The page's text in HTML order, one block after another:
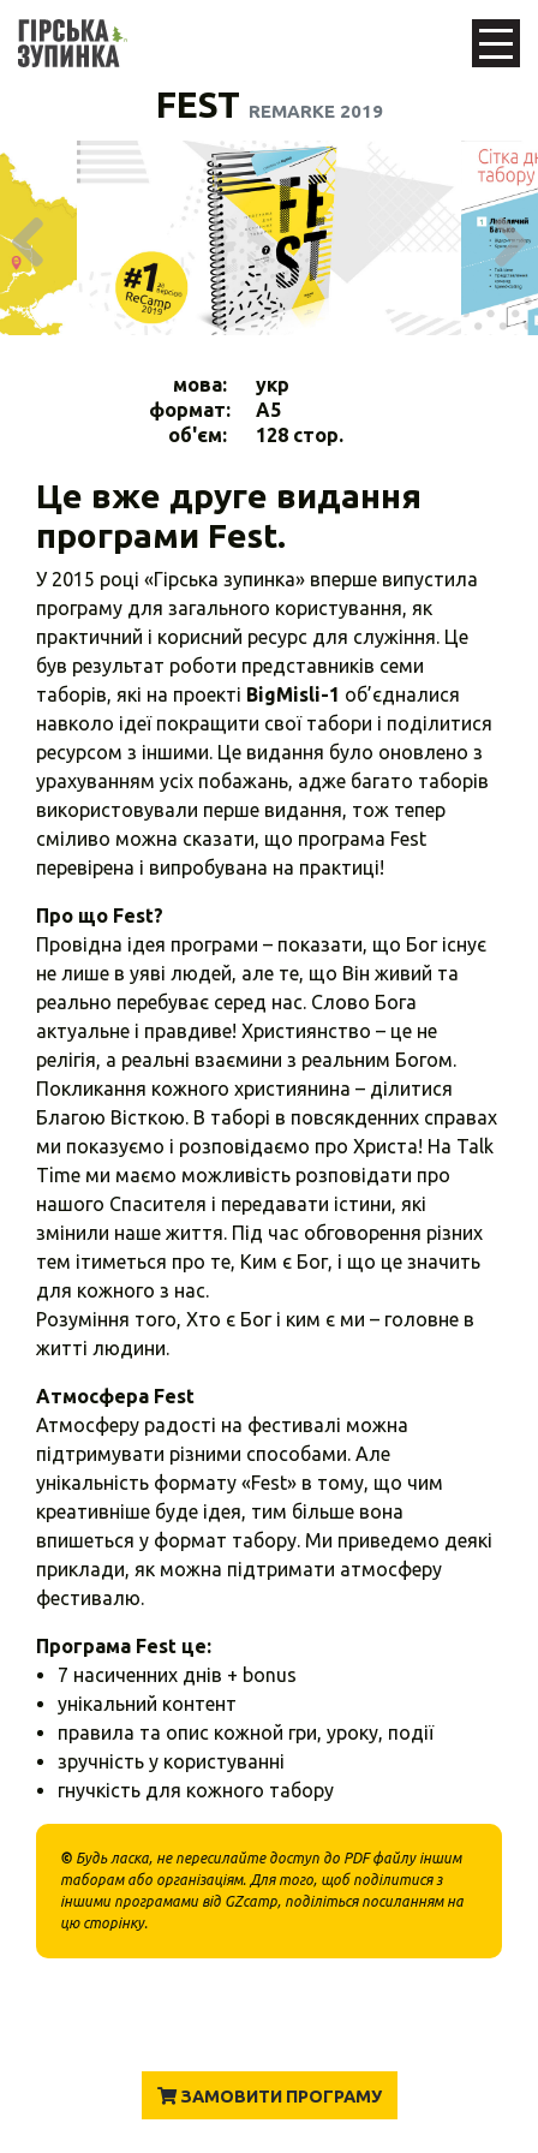
FEST REMARKE 2019
мова:
укр
формат:
A5
об'єм:
128 стор.
Це вже друге видання
програми Fest.
У 2015 році «Гірська зупинка» вперше випустила
програму для загального користування, як
практичний і корисний ресурс для служіння. Це
був результат роботи представників семи
таборів, які на проекті BigMisli-1 об’єдналися
навколо ідеї покращити свої табори і поділитися
ресурсом з іншими. Це видання було оновлено з
урахуванням усіх побажань, адже багато таборів
використовували перше видання, тож тепер
сміливо можна сказати, що програма Fest
перевірена і випробувана на практиці!
Про що Fest?
Провідна ідея програми – показати, що Бог існує
не лише в уяві людей, але те, що Він живий та
реально перебуває серед нас. Слово Бога
актуальне і правдиве! Християнство – це не
релігія, а реальні взаємини з реальним Богом.
Покликання кожного християнина – ділитися
Благою Вісткою. В таборі в повсякденних справах
ми показуємо і розповідаємо про Христа! На Talk
Time ми маємо можливість розповідати про
нашого Спасителя і передавати істини, які
змінили наше життя. Під час обговорення різних
тем ітиметься про те, Ким є Бог, і що це значить
для кожного з нас.
Розуміння того, Хто є Бог і ким є ми – головне в
житті людини.
Атмосфера Fest
Атмосферу радості на фестивалі можна
підтримувати різними способами. Але
унікальність формату «Fest» в тому, що чим
креативніше буде ідея, тим більше вона
впишеться у формат табору. Ми приведемо деякі
приклади, як можна підтримати атмосферу
фестивалю.
Програма Fest це:
7 насиченних днів + bonus
унікальний контент
правила та опис кожной гри, уроку, події
зручність у користуванні
гнучкість для кожного табору
© Будь ласка, не пересилайте доступ до PDF файлу іншим
таборам або організаціям. Для того, щоб поділитися з
іншими програмами від GZcamp, поділіться посиланням на
цю сторінку.
ЗАМОВИТИ ПРОГРАМУ